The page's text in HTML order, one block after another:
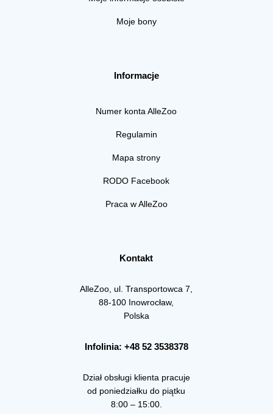
Moje bony
Informacje
Numer konta AlleZoo
Regulamin
Mapa strony
RODO Facebook
Praca w AlleZoo
Kontakt
AlleZoo, ul. Transportowca 7,
88-100 Inowrocław,
Polska
Infolinia: +48 52 3538378
Dział obsługi klienta pracuje
od poniedziałku do piątku
8:00 – 15:00.